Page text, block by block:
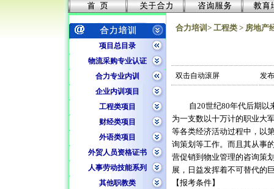
项目总目录
物流采购专业认证
合力专业内训
企业内训项目
工程类项目
财经类项目
外语类项目
外贸人员资格证书
人事劳动技能系列
其他职教类
合力培训> 工程类 > 房地产
双击自动滚屏 发
自20世纪80年代后期以
为一支数以十万计的职业大
等各类经济活动过程中，以
询策划等工作。而且其从事
营促销到物业管理的咨询策
展，日益发挥着不可替代的
【报考条件】